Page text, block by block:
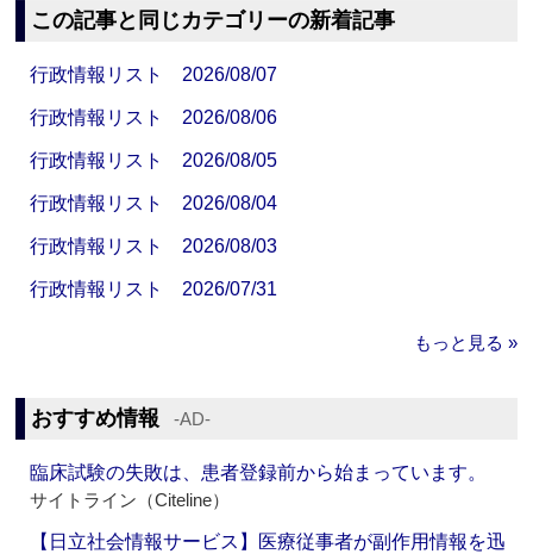
この記事と同じカテゴリーの新着記事
行政情報リスト 2026/08/07
行政情報リスト 2026/08/06
行政情報リスト 2026/08/05
行政情報リスト 2026/08/04
行政情報リスト 2026/08/03
行政情報リスト 2026/07/31
もっと見る »
おすすめ情報 ‐AD‐
臨床試験の失敗は、患者登録前から始まっています。
サイトライン（Citeline）
【日立社会情報サービス】医療従事者が副作用情報を迅